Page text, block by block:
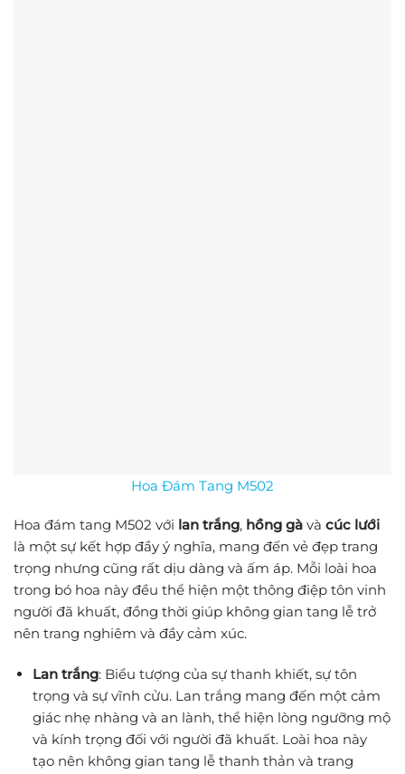
Hoa Đám Tang M502
Hoa đám tang M502 với lan trắng, hồng gà và cúc lưới
là một sự kết hợp đầy ý nghĩa, mang đến vẻ đẹp trang
trọng nhưng cũng rất dịu dàng và ấm áp. Mỗi loài hoa
trong bó hoa này đều thể hiện một thông điệp tôn vinh
người đã khuất, đồng thời giúp không gian tang lễ trở
nên trang nghiêm và đầy cảm xúc.
Lan trắng: Biểu tượng của sự thanh khiết, sự tôn
trọng và sự vĩnh cửu. Lan trắng mang đến một cảm
giác nhẹ nhàng và an lành, thể hiện lòng ngưỡng mộ
và kính trọng đối với người đã khuất. Loài hoa này
tạo nên không gian tang lễ thanh thản và trang